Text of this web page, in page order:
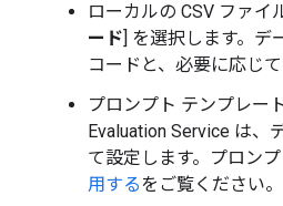
ローカルの CSV ファ
ード] を選択します。デ
コードと、必要に応じ
プロンプト テンプレー
Evaluation Service は、
て設定します。プロン
用するをご覧ください。